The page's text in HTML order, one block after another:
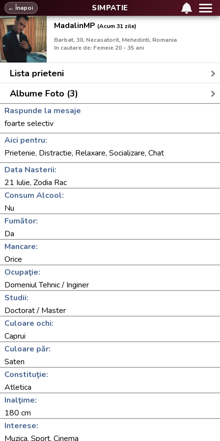
SIMPATIE
← Înapoi
MadalinMP (Acum 31 zile)
Barbat, 30, Necasatorit, Mehedinti, Romania
In cautare de: Femeie 20 - 35 ani
Lista prieteni
Albume Foto (3)
Raspunde la mesaje
foarte selectiv
Aici pentru:
Prietenie, Distractie, Relaxare, Socializare, Chat
Data Nasterii:
21 Iulie, Zodia Rac
Consum Alcool:
Nu
Fumător:
Da
Mancare:
Orice
Ocupaţie:
Domeniul Tehnic / Inginer
Studii:
Doctorat / Master
Culoare ochi:
Caprui
Culoare păr:
Saten
Constituţie:
Atletica
Inalţime:
180 cm
Interese:
Muzica, Sport, Cinema